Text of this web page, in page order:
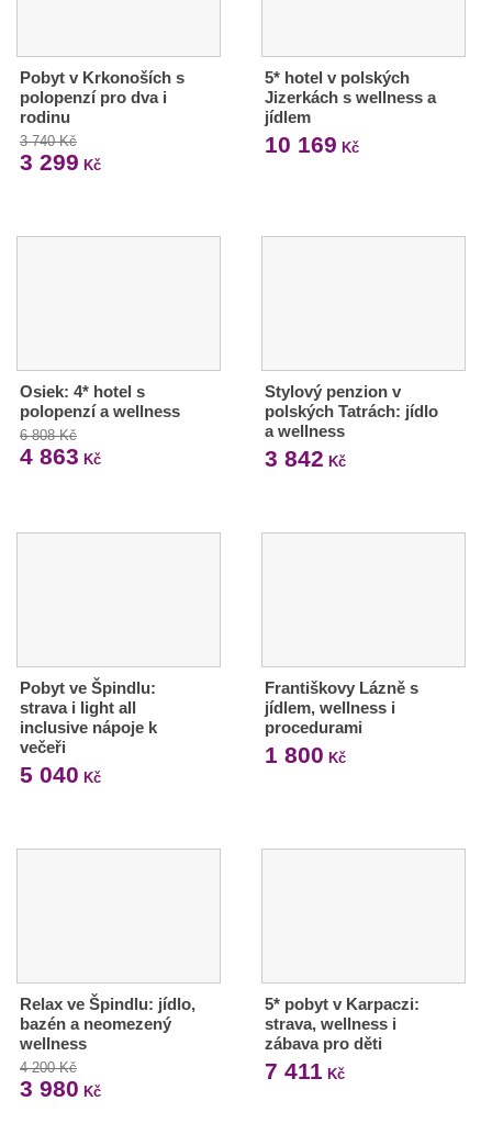
Pobyt v Krkonoších s
polopenzí pro dva i
rodinu
3 740 Kč
3 299 Kč
5* hotel v polských
Jizerkách s wellness a
jídlem
10 169 Kč
Osiek: 4* hotel s
polopenzí a wellness
6 808 Kč
4 863 Kč
Stylový penzion v
polských Tatrách: jídlo
a wellness
3 842 Kč
Pobyt ve Špindlu:
strava i light all
inclusive nápoje k
večeři
5 040 Kč
Františkovy Lázně s
jídlem, wellness i
procedurami
1 800 Kč
Relax ve Špindlu: jídlo,
bazén a neomezený
wellness
4 200 Kč
3 980 Kč
5* pobyt v Karpaczi:
strava, wellness i
zábava pro děti
7 411 Kč